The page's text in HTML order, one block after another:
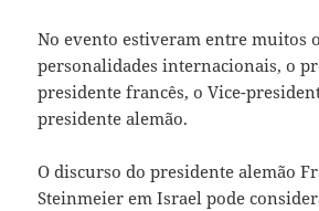
No evento estiveram entre muitos
personalidades internacionais, o
presidente francês, o Vice-
presidente alemão.
O discurso do presidente alemão
Steinmeier em Israel pode